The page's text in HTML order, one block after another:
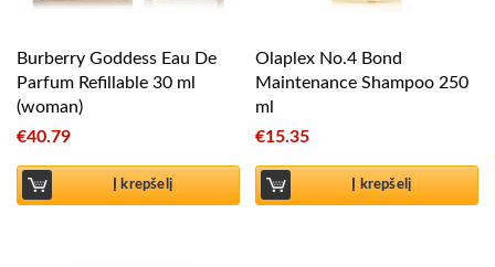
Burberry Goddess Eau De
Parfum Refillable 30 ml
(woman)
€40.79
Į krepšelį
Olaplex No.4 Bond
Maintenance Shampoo 250
ml
€15.35
Į krepšelį